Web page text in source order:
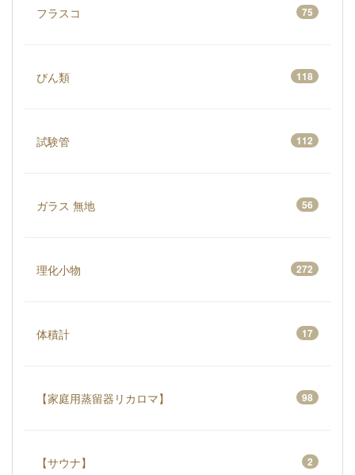
フラスコ 75
びん類 118
試験管 112
ガラス 無地 56
理化小物 272
体積計 17
【家庭用蒸留器リカロマ】 98
【サウナ】 2